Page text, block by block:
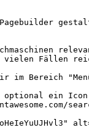
vielen Fällen
Bereich
ein